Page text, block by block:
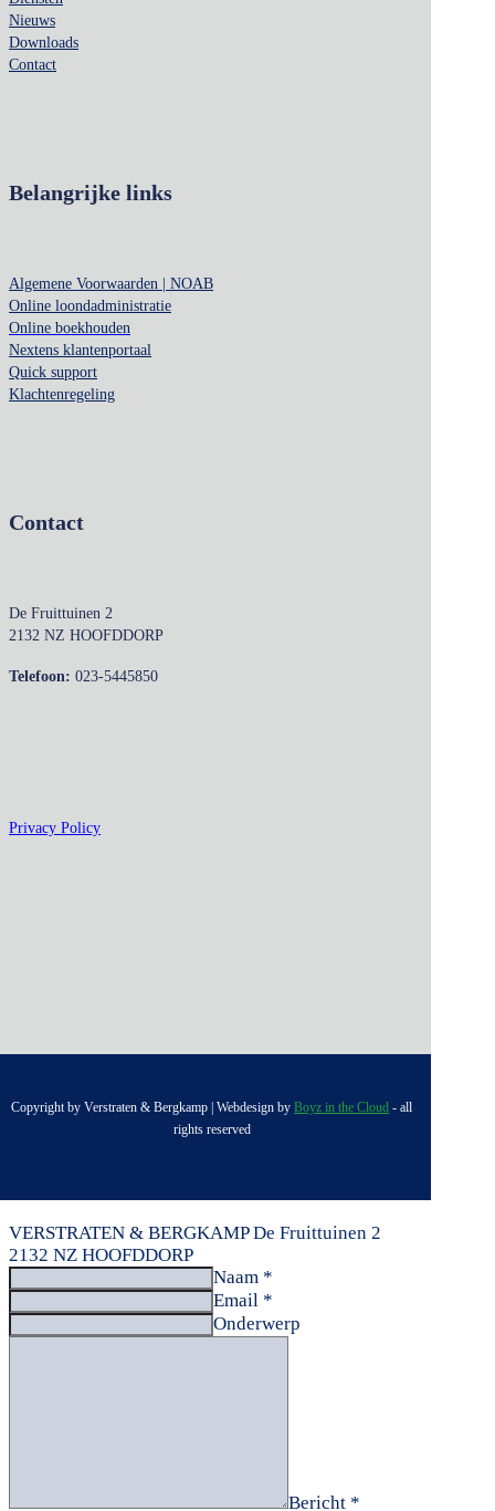
Nieuws
Downloads
Contact
Belangrijke links
Algemene Voorwaarden | NOAB
Online loondadministratie
Online boekhouden
Nextens klantenportaal
Quick support
Klachtenregeling
Contact
De Fruittuinen 2
2132 NZ HOOFDDORP
Telefoon: 023-5445850
Privacy Policy
Copyright by Verstraten & Bergkamp | Webdesign byBoyz in the Cloud - all
rights reserved
VERSTRATEN & BERGKAMP De Fruittuinen 2
2132 NZ HOOFDDORP
Naam *
Email *
Onderwerp
Bericht *